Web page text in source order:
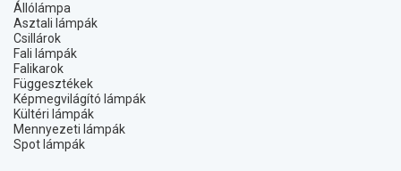
Állólámpa
Asztali lámpák
Csillárok
Fali lámpák
Falikarok
Függesztékek
Képmegvilágító lámpák
Kültéri lámpák
Mennyezeti lámpák
Spot lámpák